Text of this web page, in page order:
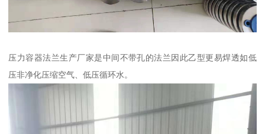
压力容器法兰生产厂家是中间不带孔的法兰因此乙型更易焊透如低
压非净化压缩空气、低压循环水。